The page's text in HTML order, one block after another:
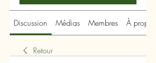
Discussion Médias Membres À propos
Retour